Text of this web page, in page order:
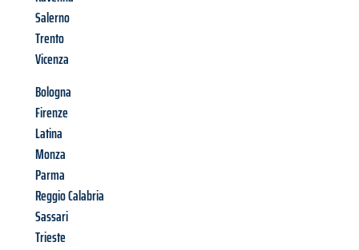
Salerno
Trento
Vicenza
Bologna
Firenze
Latina
Monza
Parma
Reggio Calabria
Sassari
Trieste